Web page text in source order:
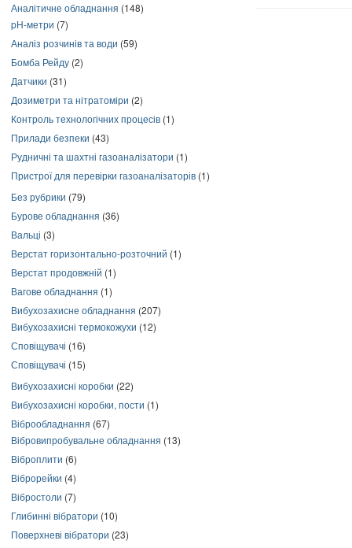
Аналітичне обладнання (148)
pH-метри (7)
Аналіз розчинів та води (59)
Бомба Рейду (2)
Датчики (31)
Дозиметри та нітратоміри (2)
Контроль технологічних процесів (1)
Прилади безпеки (43)
Рудничні та шахтні газоаналізатори (1)
Пристрої для перевірки газоаналізаторів (1)
Без рубрики (79)
Бурове обладнання (36)
Вальці (3)
Верстат горизонтально-розточний (1)
Верстат продовжній (1)
Вагове обладнання (1)
Вибухозахисне обладнання (207)
Вибухозахисні термокожухи (12)
Сповіщувачі (16)
Сповіщувачі (15)
Вибухозахисні коробки (22)
Вибухозахисні коробки, пости (1)
Віброобладнання (67)
Вібровипробувальне обладнання (13)
Віброплити (6)
Віброрейки (4)
Вібростоли (7)
Глибинні вібратори (10)
Поверхневі вібратори (23)